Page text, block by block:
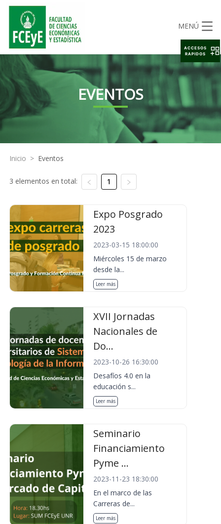
MENÚ
EVENTOS
Inicio > Eventos
3 elementos en total: 1
Expo Posgrado
2023
2023-03-15 18:00:00
Miércoles 15 de marzo
desde la...
Leer más
XVII Jornadas
Nacionales de
Do...
2023-10-26 16:30:00
Desafíos 4.0 en la
educación s...
Leer más
Seminario
Financiamiento
Pyme ...
2023-11-23 18:30:00
En el marco de las
Carreras de...
Leer más
ACCESOS
RAPIDOS